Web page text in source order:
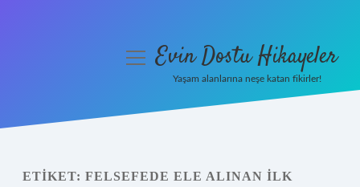
Yasal Uyarı
menüyüEvin Dostu Hikayeler
Yaşam alanlarına neşe katan fikirler!
ETIKET: FELSEFEDE ELE ALINAN ILK